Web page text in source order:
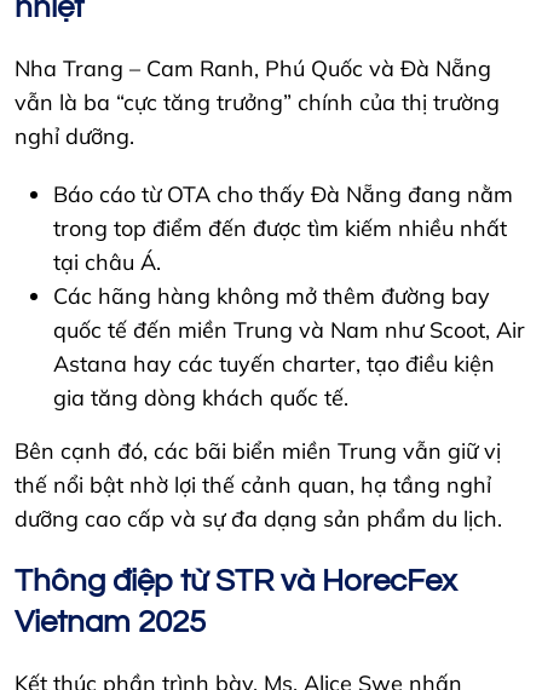
nhiệt
Nha Trang – Cam Ranh, Phú Quốc và Đà Nẵng
vẫn là ba “cực tăng trưởng” chính của thị trường
nghỉ dưỡng.
Báo cáo từ OTA cho thấy Đà Nẵng đang nằm
trong top điểm đến được tìm kiếm nhiều nhất
tại châu Á.
Các hãng hàng không mở thêm đường bay
quốc tế đến miền Trung và Nam như Scoot, Air
Astana hay các tuyến charter, tạo điều kiện
gia tăng dòng khách quốc tế.
Bên cạnh đó, các bãi biển miền Trung vẫn giữ vị
thế nổi bật nhờ lợi thế cảnh quan, hạ tầng nghỉ
dưỡng cao cấp và sự đa dạng sản phẩm du lịch.
Thông điệp từ STR và HorecFex
Vietnam 2025
Kết thúc phần trình bày, Ms. Alice Swe nhấn